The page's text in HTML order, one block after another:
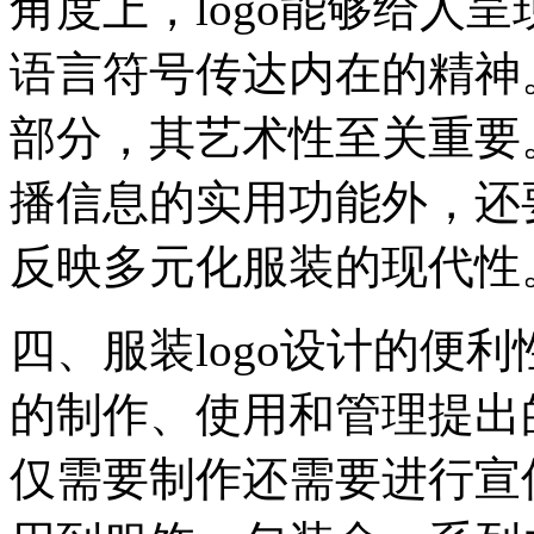
语言符号传达内在的精
部分，其艺术性至关重
播信息的实用功能外，
反映多元化服装的现代性
四、服装logo设计的便
的制作、使用和管理提
仅需要制作还需要进行